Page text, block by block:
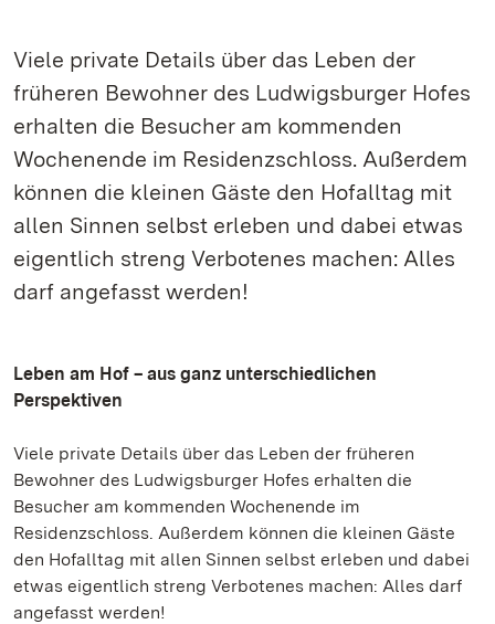
Viele private Details über das Leben der
früheren Bewohner des Ludwigsburger Hofes
erhalten die Besucher am kommenden
Wochenende im Residenzschloss. Außerdem
können die kleinen Gäste den Hofalltag mit
allen Sinnen selbst erleben und dabei etwas
eigentlich streng Verbotenes machen: Alles
darf angefasst werden!
Leben am Hof – aus ganz unterschiedlichen
Perspektiven
Viele private Details über das Leben der früheren
Bewohner des Ludwigsburger Hofes erhalten die
Besucher am kommenden Wochenende im
Residenzschloss. Außerdem können die kleinen Gäste
den Hofalltag mit allen Sinnen selbst erleben und dabei
etwas eigentlich streng Verbotenes machen: Alles darf
angefasst werden!